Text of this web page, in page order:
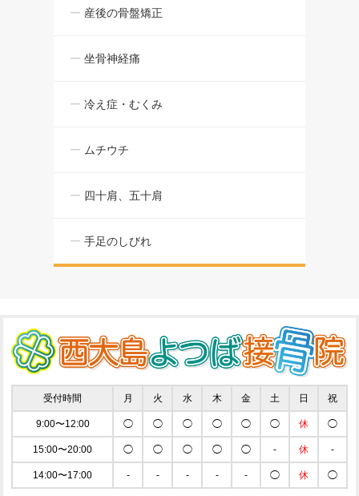
産後の骨盤矯正
坐骨神経痛
冷え症・むくみ
ムチウチ
四十肩、五十肩
手足のしびれ
受付時間 月 火 水 木 金 土 日 祝
9:00〜12:00 ◯ ◯ ◯ ◯ ◯ ◯ 休 ◯
15:00〜20:00 ◯ ◯ ◯ ◯ ◯ - 休 -
14:00〜17:00 - - - - - ◯ 休 ◯